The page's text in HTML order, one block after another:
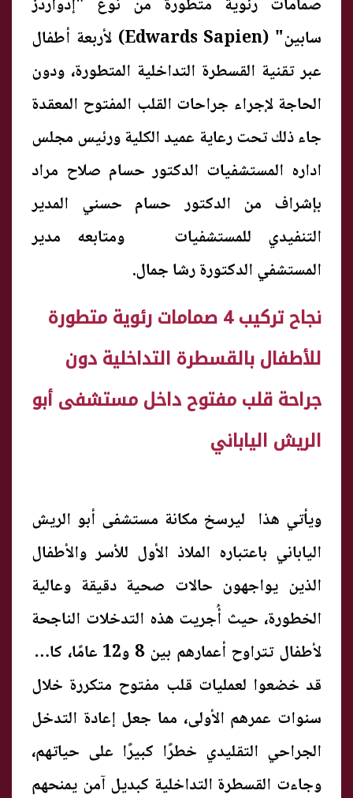
صمامات رئوية متطورة من نوع "إدواردز
سابين" (Edwards Sapien) لأربعة أطفال
عبر تقنية القسطرة التداخلية المتطورة، ودون
الحاجة لإجراء جراحات القلب المفتوح المعقدة
جاء ذلك تحت رعاية عميد الكلية ورئيس مجلس
اداره المستشفيات الدكتور حسام صلاح مراد
بإشراف من الدكتور حسام حسني المدير
التنفيدي للمستشفيات ومتابعه مدير
المستشفي الدكتورة رشا جمال.
نجاح تركيب 4 صمامات رئوية متطورة
للأطفال بالقسطرة التداخلية دون
جراحة قلب مفتوح داخل مستشفى أبو
الريش الياباني
ويأتي هذا ليرسخ مكانة مستشفى أبو الريش
الياباني باعتباره الملاذ الأول للأسر والأطفال
الذين يواجهون حالات صحية دقيقة وعالية
الخطورة، حيث أُجريت هذه التدخلات الناجحة
لأطفال تتراوح أعمارهم بين 8 و12 عامًا، كانوا
قد خضعوا لعمليات قلب مفتوح متكررة خلال
سنوات عمرهم الأولى، مما جعل إعادة التدخل
الجراحي التقليدي خطرًا كبيرًا على حياتهم،
وجاءت القسطرة التداخلية كبديل آمن يمنحهم